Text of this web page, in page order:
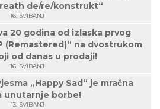
de/re/konstrukt“
16. SVIBANJ
20 godina od izlaska prvog
(Remastered)“ na dvostrukom
od danas u prodaji!
16. SVIBANJ
„Happy Sad“ je mračna
unutarnje borbe!
13. SVIBANJ